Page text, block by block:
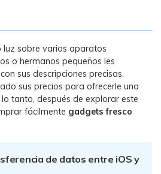
sobre varios aparatos
o hermanos pequeños les
sus descripciones precisas,
sus precios para ofrecerle una
tanto, después de explorar este
fácilmente gadgets fresco
de datos entre iOS y